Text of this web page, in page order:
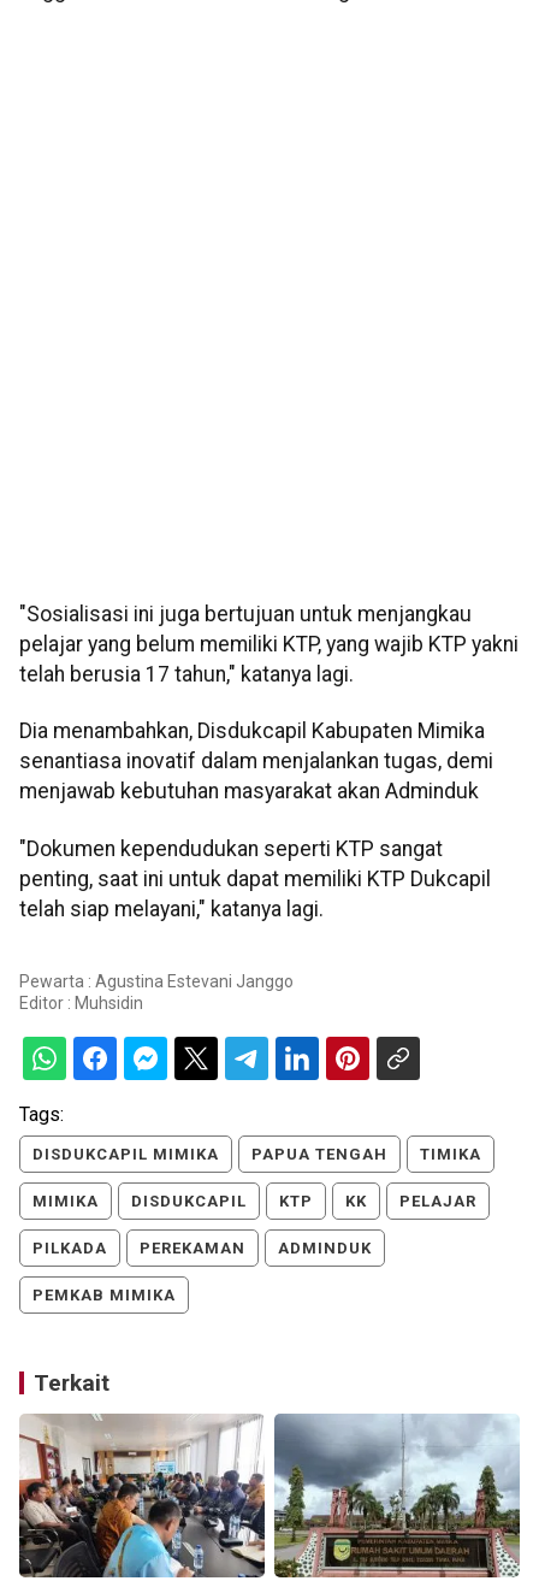
"Sosialisasi ini juga bertujuan untuk menjangkau
pelajar yang belum memiliki KTP, yang wajib KTP yakni
telah berusia 17 tahun," katanya lagi.
Dia menambahkan, Disdukcapil Kabupaten Mimika
senantiasa inovatif dalam menjalankan tugas, demi
menjawab kebutuhan masyarakat akan Adminduk
"Dokumen kependudukan seperti KTP sangat
penting, saat ini untuk dapat memiliki KTP Dukcapil
telah siap melayani," katanya lagi.
Pewarta : Agustina Estevani Janggo
Editor : Muhsidin
Tags:
DISDUKCAPIL MIMIKA PAPUA TENGAH TIMIKA
MIMIKA DISDUKCAPIL KTP KK PELAJAR
PILKADA PEREKAMAN ADMINDUK
PEMKAB MIMIKA
Terkait